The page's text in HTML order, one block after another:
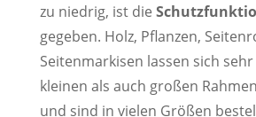
zu niedrig, ist die
gegeben. Holz, Pflanzen,
Seitenmarkisen lassen sich
kleinen als auch großen
und sind in vielen Größen